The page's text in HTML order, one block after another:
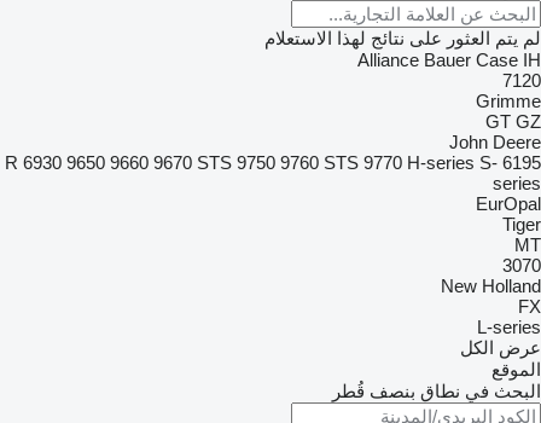
لم يتم العثور على نتائج لهذا الاستعلام
Alliance Bauer Case IH
7120
Grimme
GT GZ
John Deere
6195 R
6930 9650 9660 9670 STS 9750 9760 STS 9770 H-series S-
series
EurOpal
Tiger
MT
3070
New Holland
FX
L-series
عرض الكل
الموقع
البحث في نطاق بنصف قُطر